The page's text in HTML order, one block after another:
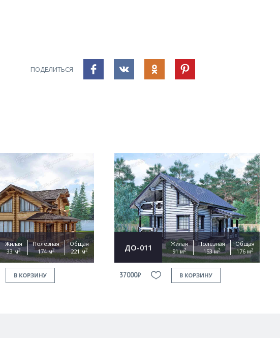
ПОДЕЛИТЬСЯ
Жилая
33 м2
Полезная
174 м2
Общая
221 м2
В КОРЗИНУ
ДО-011
Жилая
91 м2
Полезная
153 м2
Общая
176 м2
37000₽ В КОРЗИНУ